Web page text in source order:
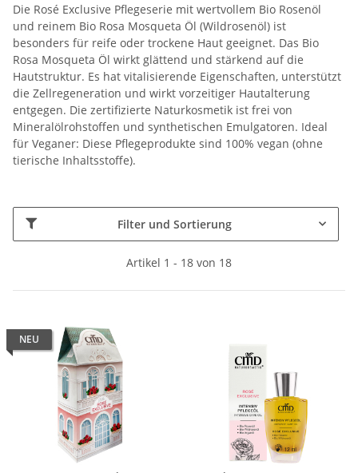
Die Rosé Exclusive Pflegeserie mit wertvollem Bio Rosenöl
und reinem Bio Rosa Mosqueta Öl (Wildrosenöl) ist
besonders für reife oder trockene Haut geeignet. Das Bio
Rosa Mosqueta Öl wirkt glättend und stärkend auf die
Hautstruktur. Es hat vitalisierende Eigenschaften, unterstützt
die Zellregeneration und wirkt vorzeitiger Hautalterung
entgegen. Die zertifizierte Naturkosmetik ist frei von
Mineralölrohstoffen und synthetischen Emulgatoren. Ideal
für Veganer: Diese Pflegeprodukte sind 100% vegan (ohne
tierische Inhaltsstoffe).
Filter und Sortierung
Artikel 1 - 18 von 18
NEU